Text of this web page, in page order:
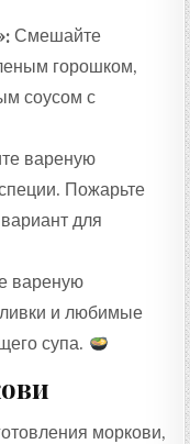
Смешайте
горошком,
соусом с
вареную
Пожарьте
для
вареную
и любимые
супа.
моркови,